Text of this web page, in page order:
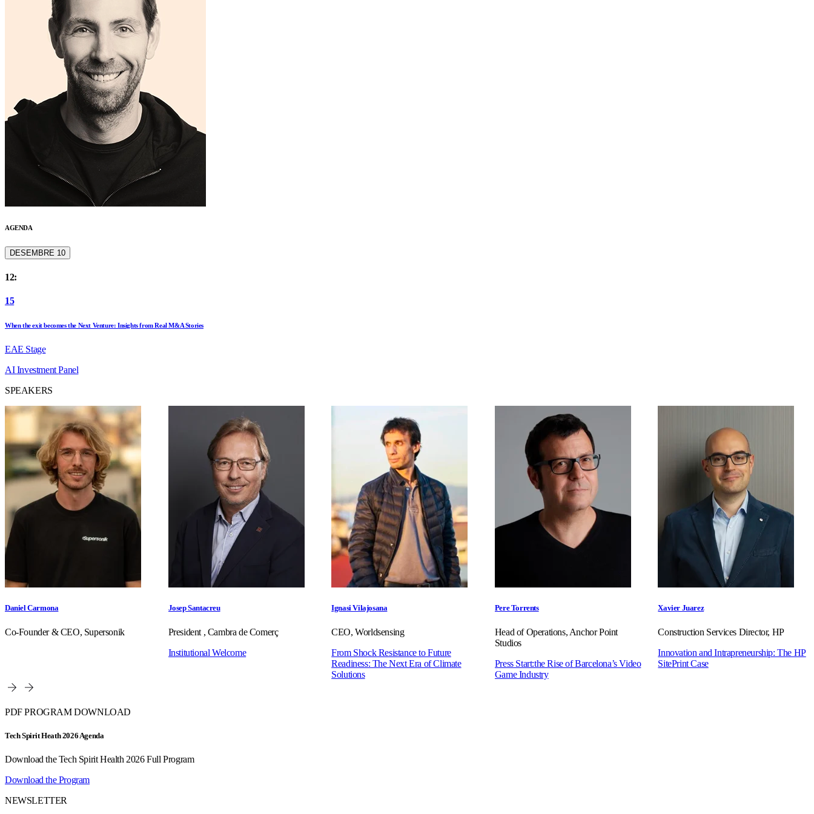
AGENDA
DESEMBRE 10
12:
15
When the exit becomes the Next Venture: Insights from Real M&A Stories
EAE Stage
AIInvestmentPanel
SPEAKERS
Daniel Carmona
Co-Founder & CEO, Supersonik
Josep Santacreu
President , Cambra de Comerç
Institutional Welcome
Ignasi Vilajosana
CEO, Worldsensing
From Shock Resistance to Future
Readiness: The Next Era of Climate
Solutions
Pere Torrents
Head of Operations, Anchor Point
Studios
Press Start:the Rise of Barcelona’s Video
Game Industry
Xavier Juarez
Construction Services Director, HP
Innovation and Intrapreneurship: The HP
SitePrint Case
PDF PROGRAM DOWNLOAD
Tech Spirit Heath 2026 Agenda
Download the Tech Spirit Health 2026 Full Program
Download the Program
NEWSLETTER